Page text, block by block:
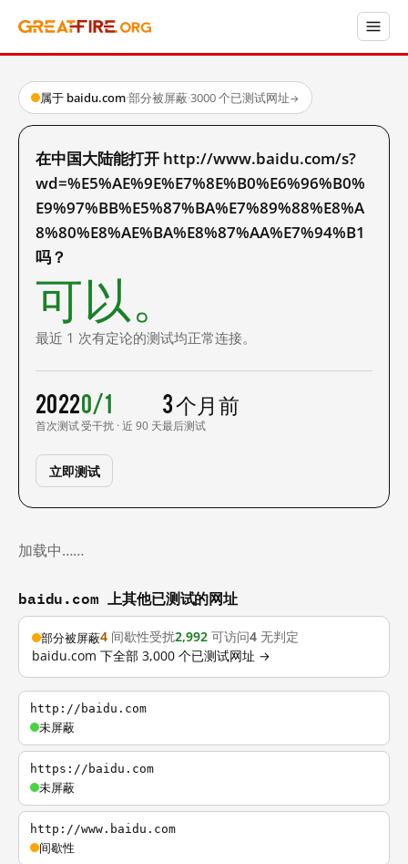
属于 baidu.com·部分被屏蔽·3000 个已测试网址→
在中国大陆能打开 http://www.baidu.com/s?
wd=%E5%AE%9E%E7%8E%B0%E6%96%B0%
E9%97%BB%E5%87%BA%E7%89%88%E8%A
8%80%E8%AE%BA%E8%87%AA%E7%94%B1
吗？
可以。
最近 1 次有定论的测试均正常连接。
2022
首次测试
0/1
受干扰 · 近 90 天
3 个月前
最后测试
立即测试
加载中……
baidu.com 上其他已测试的网址
部分被屏蔽4 间歇性受扰2,992 可访问4 无判定
baidu.com 下全部 3,000 个已测试网址 →
http://baidu.com
未屏蔽
https://baidu.com
未屏蔽
http://www.baidu.com
间歇性